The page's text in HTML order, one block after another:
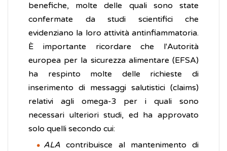
benefiche, molte delle quali sono state
confermate da studi scientifici che
evidenziano la loro attività antinfiammatoria.
È importante ricordare che l'Autorità
europea per la sicurezza alimentare (EFSA)
ha respinto molte delle richieste di
inserimento di messaggi salutistici (claims)
relativi agli omega-3 per i quali sono
necessari ulteriori studi, ed ha approvato
solo quelli secondo cui:
ALAcontribuisce al mantenimento di